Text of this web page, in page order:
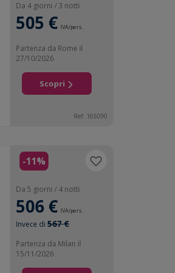
Da 4 giorni / 3 notti
505 € IVA/pers.
Partenza da Rome il
27/10/2026
Scopri
Ref: 165090
-11%
Da 5 giorni / 4 notti
506 € IVA/pers.
Invece di567 €
Partenza da Milan il
15/11/2026